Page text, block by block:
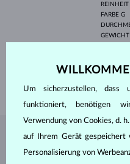
REINHEIT
FARBE G
GEWICHT
14 mm
GEWICHT 1.75 g
SCHMUCK AUS
Um sicherzustellen, dass
funktioniert, benötigen
Verwendung von Cookies, d.
auf Ihrem Gerät gespeichert
Personalisierung von